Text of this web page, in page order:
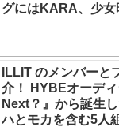
グにはKARA、少女
ILLIT のメンバーと
介！ HYBEオーデ
Next？』から誕生
ハとモカを含む5人